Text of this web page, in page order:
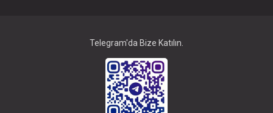
Telegram'da Bize Katılın.